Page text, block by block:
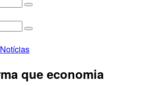
Notícias
que economia